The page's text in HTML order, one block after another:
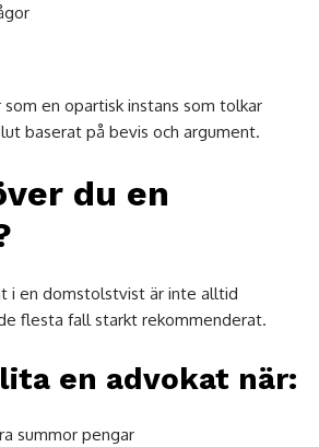
en opartisk instans som tolkar
baserat på bevis och argument.
du en
i en domstolstvist är inte alltid
flesta fall starkt rekommenderat.
en advokat när:
summor pengar